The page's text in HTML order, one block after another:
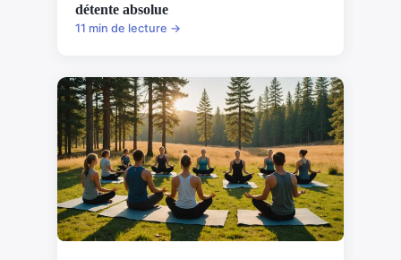
détente absolue
11 min de lecture →